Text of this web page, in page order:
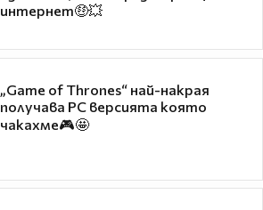
интернет🤑💥
„Game of Thrones“ най-накрая
получава PC версията която
чакахме🎮🤩